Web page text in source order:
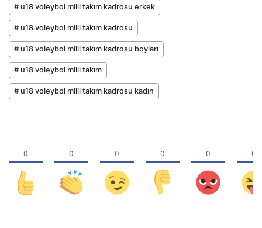
# u18 voleybol milli takım kadrosu erkek
# u18 voleybol milli takım kadrosu
# u18 voleybol milli takım kadrosu boyları
# u18 voleybol milli takım
# u18 voleybol milli takım kadrosu kadın